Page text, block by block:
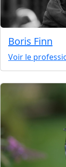
Boris Finn
Voir le